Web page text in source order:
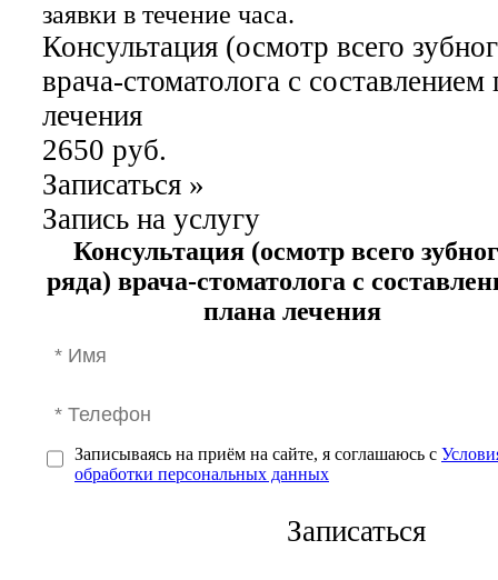
заявки в течение часа.
Консультация (осмотр всего
врача-стоматолога с составлением
лечения
2650 руб.
Записаться »
Запись на услугу
Консультация (осмотр всего
ряда) врача-стоматолога с
плана лечения
Записываясь на приём на сайте, я соглашаюсь с
обработки персональных данных
Записаться